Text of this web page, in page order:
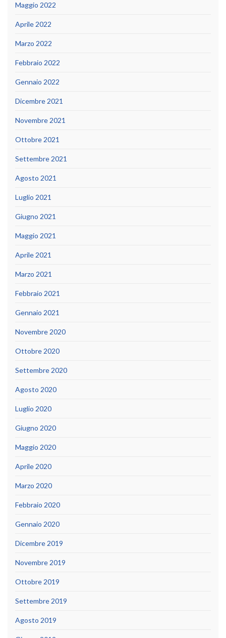
Maggio 2022
Aprile 2022
Marzo 2022
Febbraio 2022
Gennaio 2022
Dicembre 2021
Novembre 2021
Ottobre 2021
Settembre 2021
Agosto 2021
Luglio 2021
Giugno 2021
Maggio 2021
Aprile 2021
Marzo 2021
Febbraio 2021
Gennaio 2021
Novembre 2020
Ottobre 2020
Settembre 2020
Agosto 2020
Luglio 2020
Giugno 2020
Maggio 2020
Aprile 2020
Marzo 2020
Febbraio 2020
Gennaio 2020
Dicembre 2019
Novembre 2019
Ottobre 2019
Settembre 2019
Agosto 2019